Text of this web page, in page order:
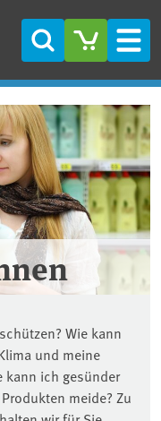
Suche
Wie kann
und meine
kann ich gesünder
meide? Zu